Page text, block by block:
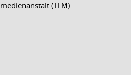
(TLM)